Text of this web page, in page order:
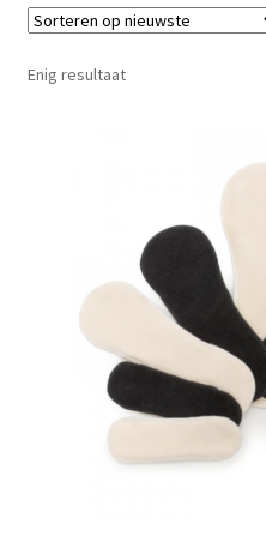
Menstruatiedisks
Menstruatiesponsjes
Schoonmaken
Voordeelpakketten
Proefpakketten
wat je nog meer wil weten
Enig resultaat